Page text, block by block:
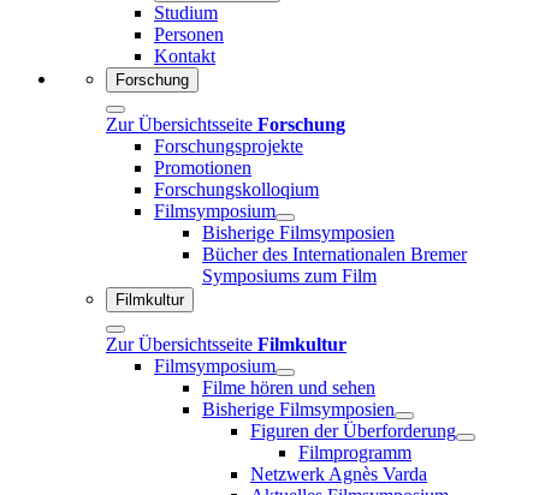
Studium
Personen
Kontakt
Forschung
Zur Übersichtsseite Forschung
Forschungsprojekte
Promotionen
Forschungskolloqium
Filmsymposium
Bisherige Filmsymposien
Bücher des Internationalen Bremer
Symposiums zum Film
Filmkultur
Zur Übersichtsseite Filmkultur
Filmsymposium
Filme hören und sehen
Bisherige Filmsymposien
Figuren der Überforderung
Filmprogramm
Netzwerk Agnès Varda